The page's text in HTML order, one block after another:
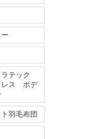
テック
レス ボデ
羽毛布団